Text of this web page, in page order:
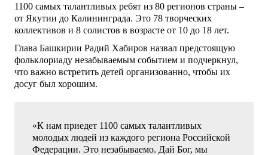
1100 самых талантливых ребят из 80 регионов страны –
от Якутии до Калининграда. Это 78 творческих
коллективов и 8 солистов в возрасте от 10 до 18 лет.
Глава Башкирии Радий Хабиров назвал предстоящую
фольклориаду незабываемым событием и подчеркнул,
что важно встретить детей организованно, чтобы их
досуг был хорошим.
«К нам приедет 1100 самых талантливых
молодых людей из каждого региона Российской
Федерации. Это незабываемо. Дай Бог, мы